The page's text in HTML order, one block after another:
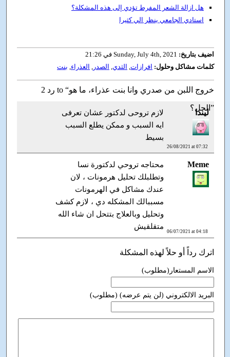
هل ازالة الشعر المفرط تؤدي إلى هذه المشكلة؟
استادي الجامعي ينظر الي كثيرا
اضيف بتاريخ:
كلمات مشاكل وحلول: افرازات, الثدي, الصدر , العذراء, بنت
2 رد to “خروج اللبن من صدري وانا بنت عذراء، ما هو
الحل؟”
ليندا
26/08/2021 at 07:32
لازم تروحى لدكتور عشان تعرفى
ايه السبب و ممكن يطلع السبب
بسيط
Meme
06/07/2021 at 04:18
محتاجه تروحي لدكتورة نسا
وتطلبلك تحليل هرمونات ، لان
عندك مشاكل في الهرمونات
مسببالك المشكله دي ، لازم كشف
وتحليل وبالعلاج بتتحل ان شاء الله
متقلقيش
اترك رداً أو حلاً لهذه المشكلة
الاسم المستعار(مطلوب)
البريد الالكتروني (لن يتم عرضه) (مطلوب)